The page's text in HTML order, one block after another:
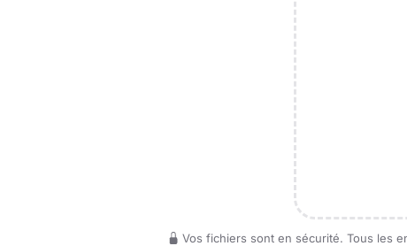
Vos fichiers sont en sécurité. Tous les